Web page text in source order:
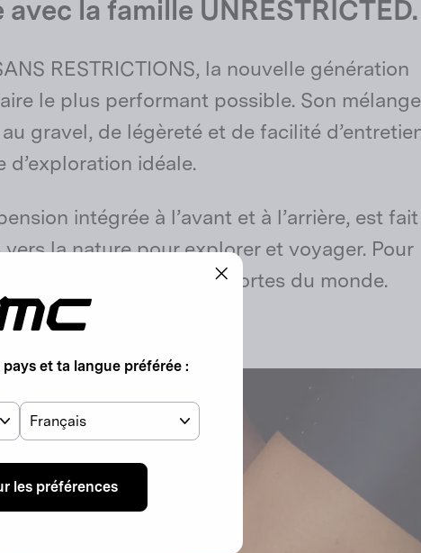
S'inscrire
la famille UNRESTRICTED.
RESTRICTIONS, la nouvelle génération
le plus performant possible. Son mélange
gravel, de légèreté et de facilité
d’exploration idéale.
intégrée à l’avant et à l’arrière, est fait
la nature pour explorer et voyager. Pour
L’URS 01 LT ouvre les portes du monde.
et ta langue préférée :
Langue
les préférences